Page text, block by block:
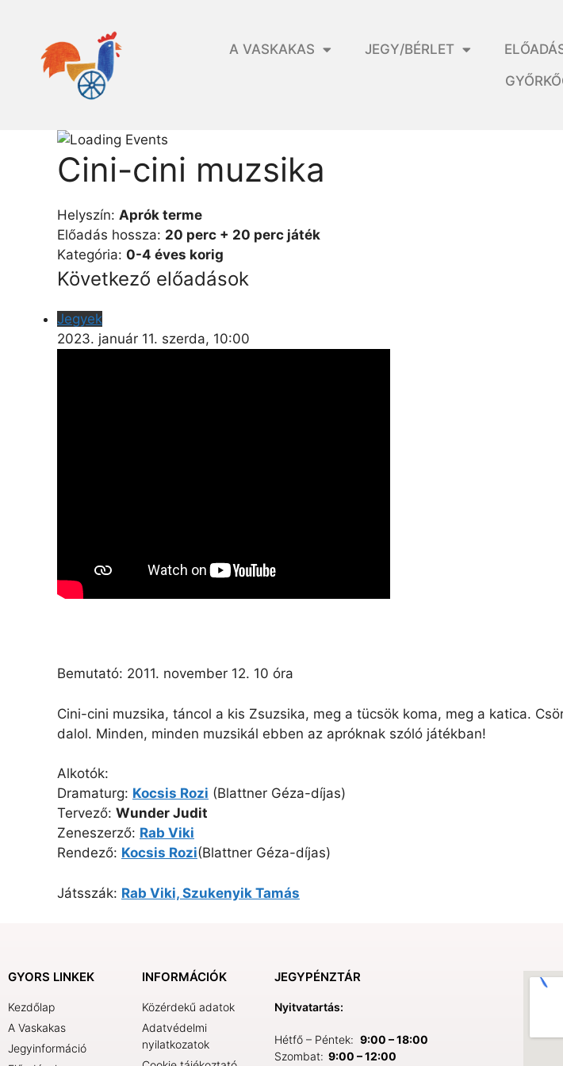
A VASKAKAS JEGY/BÉRLET
Cini-cini muzsika
Helyszín: Aprók terme
Előadás hossza: 20 perc + 20 perc játék
Kategória: 0-4 éves korig
Következő előadások
Jegyek
2023. január 11. szerda, 10:00
Bemutató: 2011. november 12. 10 óra
Cini-cini muzsika, táncol a kis Zsuzsika, meg a tücsök koma, meg a katica.
dalol. Minden, minden muzsikál ebben az apróknak szóló játékban!
Alkotók:
Dramaturg: Kocsis Rozi (Blattner Géza-díjas)
Tervező: Wunder Judit
Zeneszerző: Rab Viki
Rendező: Kocsis Rozi(Blattner Géza-díjas)
Játsszák: Rab Viki, Szukenyik Tamás
GYORS LINKEK
Kezdőlap
A Vaskakas
Jegyinformáció
INFORMÁCIÓK
Közérdekű adatok
Adatvédelmi
nyilatkozatok
JEGYPÉNZTÁR
Nyitvatartás:
Hétfő – Péntek: 9:00 – 18:00
Szombat: 9:00 – 12:00